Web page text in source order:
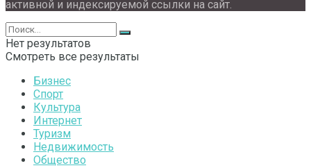
активной и индексируемой ссылки на сайт.
Нет результатов
Смотреть все результаты
Бизнес
Спорт
Культура
Интернет
Туризм
Недвижимость
Общество